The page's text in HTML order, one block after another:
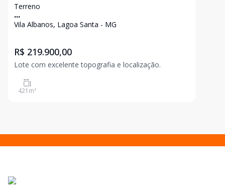
Terreno
...
Vila Albanos, Lagoa Santa - MG
R$ 219.900,00
Lote com excelente topografia e localização.
421 m²